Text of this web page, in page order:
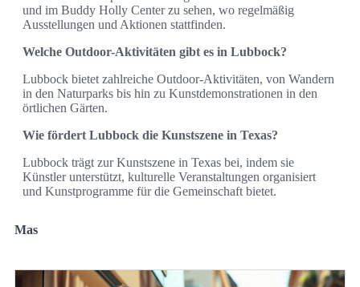
und im Buddy Holly Center zu sehen, wo regelmäßig
Ausstellungen und Aktionen stattfinden.
Welche Outdoor-Aktivitäten gibt es in Lubbock?
Lubbock bietet zahlreiche Outdoor-Aktivitäten, von Wandern
in den Naturparks bis hin zu Kunstdemonstrationen in den
örtlichen Gärten.
Wie fördert Lubbock die Kunstszene in Texas?
Lubbock trägt zur Kunstszene in Texas bei, indem sie
Künstler unterstützt, kulturelle Veranstaltungen organisiert
und Kunstprogramme für die Gemeinschaft bietet.
Mas